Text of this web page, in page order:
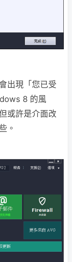
出現「您已受
8 的風
或許是介面改
。